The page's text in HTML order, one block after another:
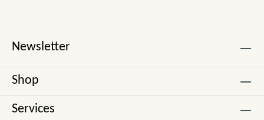
Newsletter
Shop
Services